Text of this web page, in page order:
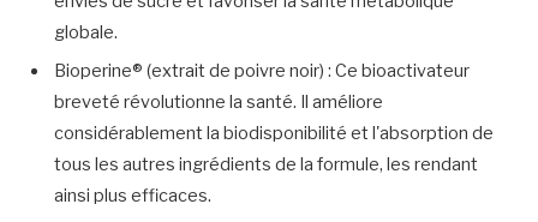
globale.
Bioperine® (extrait de poivre noir) : Ce bioactivateur
breveté révolutionne la santé. Il améliore
considérablement la biodisponibilité et l'absorption de
tous les autres ingrédients de la formule, les rendant
ainsi plus efficaces.